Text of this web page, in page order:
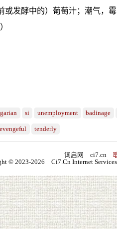
发酵中的）葡萄汁；潮气，
si unemployment badinage
tenderly
词启网 ci7.cn
© 2023-2026 Ci7.Cn Internet